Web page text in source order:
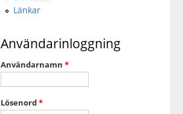
Länkar
Användarinloggning
Användarnamn *
Lösenord*